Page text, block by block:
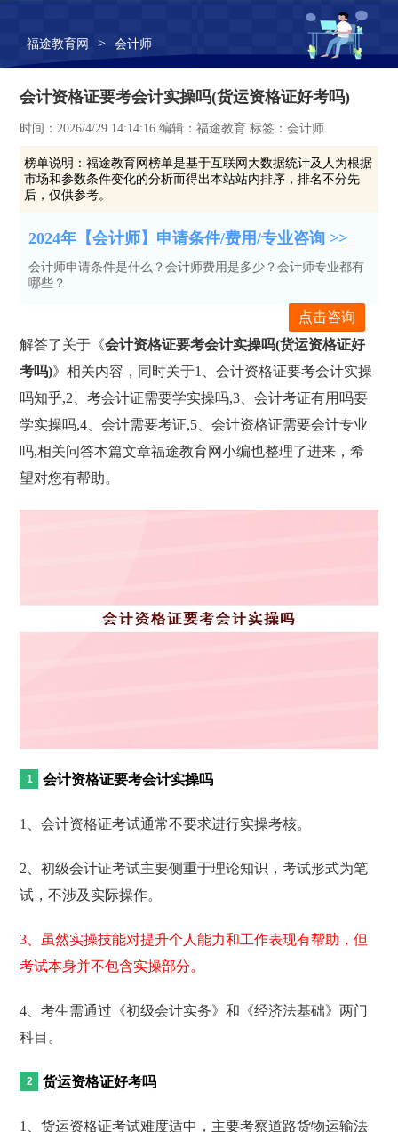
福途教育网 > 会计师
会计资格证要考会计实操吗(货运资格证好考吗)
时间：2026/4/29 14:14:16 编辑：福途教育 标签：会计师
榜单说明：福途教育网榜单是基于互联网大数据统计及人为根据
市场和参数条件变化的分析而得出本站站内排序，排名不分先
后，仅供参考。
2024年【会计师】申请条件/费用/专业咨询 >>
会计师申请条件是什么？会计师费用是多少？会计师专业都有
哪些？
点击咨询
解答了关于《会计资格证要考会计实操吗(货运资格证好
考吗)》相关内容，同时关于1、会计资格证要考会计实操
吗知乎,2、考会计证需要学实操吗,3、会计考证有用吗要
学实操吗,4、会计需要考证,5、会计资格证需要会计专业
吗,相关问答本篇文章福途教育网小编也整理了进来，希
望对您有帮助。
会计资格证要考会计实操吗
1、会计资格证考试通常不要求进行实操考核。
2、初级会计证考试主要侧重于理论知识，考试形式为笔
试，不涉及实际操作。
3、虽然实操技能对提升个人能力和工作表现有帮助，但
考试本身并不包含实操部分。
4、考生需通过《初级会计实务》和《经济法基础》两门
科目。
货运资格证好考吗
1、货运资格证考试难度适中，主要考察道路货物运输法